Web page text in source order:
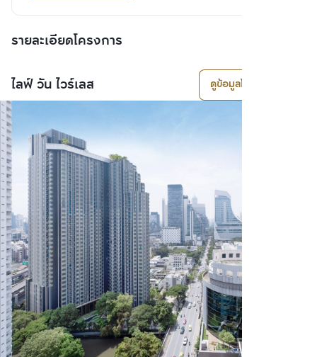
รายละเอียดโครงการ
ไลฟ์ วัน ไวร์เลส ดูข้อมูลโครงการ